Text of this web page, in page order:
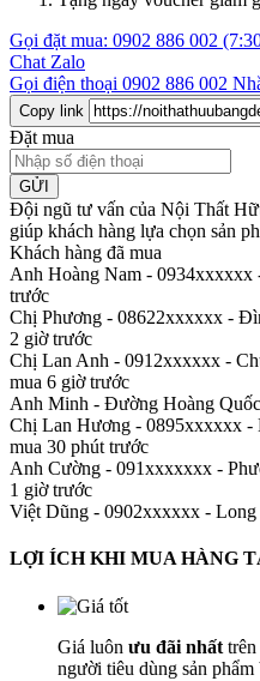
Gọi đặt mua: 0902 886 002
Chat Zalo
Gọi điện thoại 0902 886 002
Copy link
Đặt mua
GỬI
Đội ngũ tư vấn của Nội Thất
giúp khách hàng lựa chọn sản
Khách hàng đã mua
Anh Hoàng Nam - 0934xxxxxx
trước
Chị Phương - 08622xxxxxx -
2 giờ trước
Chị Lan Anh - 0912xxxxxx -
mua 6 giờ trước
Anh Minh - Đường Hoàng
Chị Lan Hương - 0895xxxxxx -
mua 30 phút trước
Anh Cường - 091xxxxxxx -
1 giờ trước
Việt Dũng - 0902xxxxxx - Long
LỢI ÍCH KHI MUA HÀNG
Giá luôn ưu đãi nhất
người tiêu dùng sản